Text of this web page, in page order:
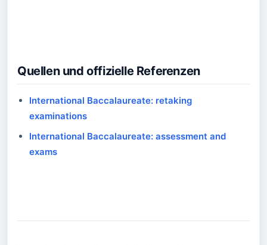
Quellen und offizielle Referenzen
International Baccalaureate: retaking
examinations
International Baccalaureate: assessment and
exams